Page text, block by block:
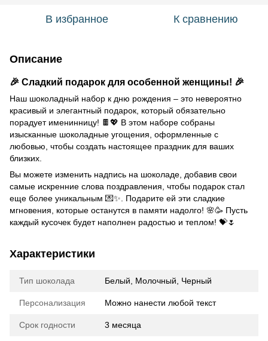
В избранное К сравнению
Описание
🎉 Сладкий подарок для особенной женщины! 🎉
Наш шоколадный набор к дню рождения – это невероятно
красивый и элегантный подарок, который обязательно
порадует именинницу! 🍫💖 В этом наборе собраны
изысканные шоколадные угощения, оформленные с
любовью, чтобы создать настоящее праздник для ваших
близких.
Вы можете изменить надпись на шоколаде, добавив свои
самые искренние слова поздравления, чтобы подарок стал
еще более уникальным 💌✨. Подарите ей эти сладкие
мгновения, которые останутся в памяти надолго! 🌸🥳 Пусть
каждый кусочек будет наполнен радостью и теплом! 💝🌷
Характеристики
Тип шоколада Белый, Молочный, Черный
Персонализация Можно нанести любой текст
Срок годности 3 месяца